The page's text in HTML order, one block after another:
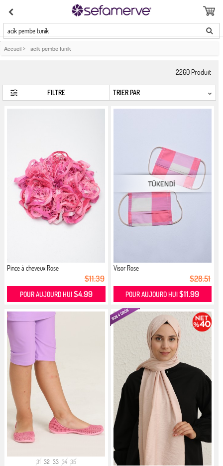
acik pembe tunik
Accueil > acik pembe tunik
2260 Produit
FILTRE
Pince à cheveux Rose
$11.39
POUR AUJOURD HUI $4.99
Visor Rose
$28.51
POUR AUJOURD HUI$11.99
31 32 33 34 35